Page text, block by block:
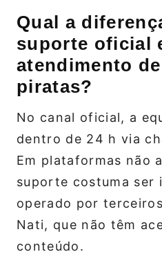
Qual a
suporte oficial
atendimento
piratas?
No canal oficial, a
dentro de 24 h via
Em plataformas não
suporte costuma ser
operado por
Nati, que não têm
conteúdo.